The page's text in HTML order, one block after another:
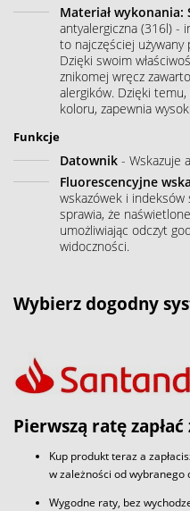
Materiał wykonania:
antyalergiczna (316l) -
to najczęściej używany
Dzięki swoim
znikomej wręcz
alergików. Dzięki
koloru, zapewnia
Funkcje
Datownik - Wskazuje
Fluorescencyjne
wskazówek i indeksów
sprawia, że
umożliwiając odczyt
widoczności.
Wybierz dogodny
Pierwszą ratę zapłać
Kup produkt teraz a
w zależności od wybranego
Wygodne raty, bez